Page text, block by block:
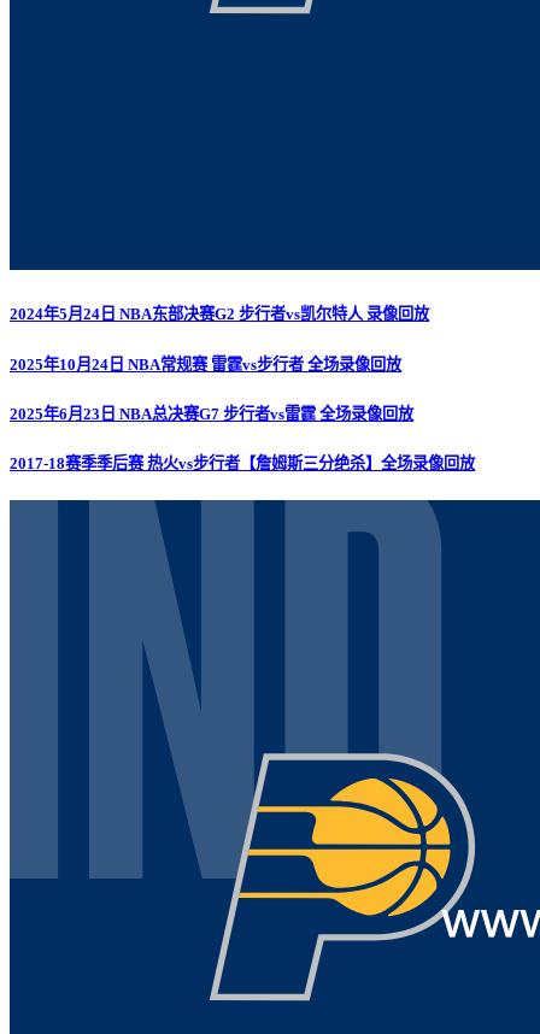
2024年5月24日 NBA东部决赛G2 步行者vs凯尔特人 录像回放
2025年10月24日 NBA常规赛 雷霆vs步行者 全场录像回放
2025年6月23日 NBA总决赛G7 步行者vs雷霆 全场录像回放
2017-18赛季季后赛 热火vs步行者【詹姆斯三分绝杀】全场录像回放